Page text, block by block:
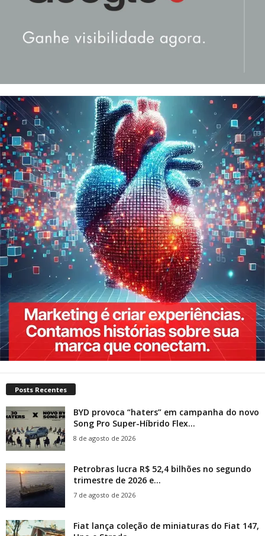
Posts Recentes
BYD provoca “haters” em campanha do novo
Song Pro Super-Híbrido Flex...
8 de agosto de 2026
Petrobras lucra R$ 52,4 bilhões no segundo
trimestre de 2026 e...
7 de agosto de 2026
Fiat lança coleção de miniaturas do Fiat 147,